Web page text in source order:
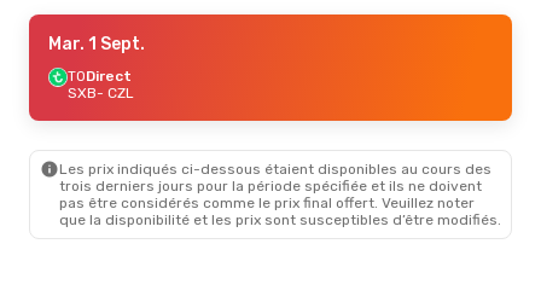
Mar. 1 Sept.
TODirect
SXB- CZL
Les prix indiqués ci-dessous étaient disponibles au cours des
trois derniers jours pour la période spécifiée et ils ne doivent
pas être considérés comme le prix final offert. Veuillez noter
que la disponibilité et les prix sont susceptibles d’être modifiés.